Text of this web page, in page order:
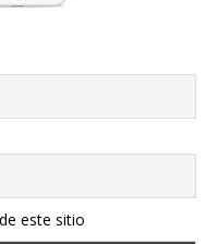
este sitio